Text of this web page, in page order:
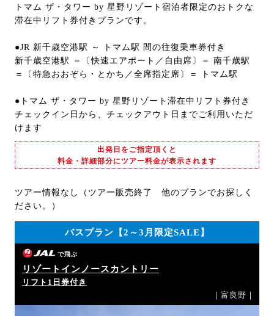
トマム ザ・タワー by 星野リゾート宿泊者限定のおトクな
滞在中リフト券付きプランです。
●JR 新千歳空港駅 ～ トマム駅 間の往復乗車券付き
新千歳空港駅 ＝〔快速エアポート／自由席〕＝ 南千歳駅
＝〔特急おおぞら・とかち／全席指定席〕＝ トマム駅
●トマム ザ・タワー by 星野リゾート滞在中リフト券付き
チェックイン日から、チェックアウト日までご利用いただ
けます
出発日をご指定頂くと
料金・詳細部分にツアー料金が表示されます
ツアー情報なし（ツアー販売終了 他のプランでお探しく
ださい。）
バスプラン【2～3月限定SALE】
で飛ぶ
リゾートインノースカントリー
リフト1日券付き
｜富良野｜